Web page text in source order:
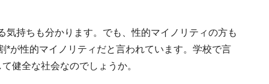
持ちも分かります。でも、性的マイノリティの方も
が性的マイノリティだと言われています。学校で言
健全な社会なのでしょうか。